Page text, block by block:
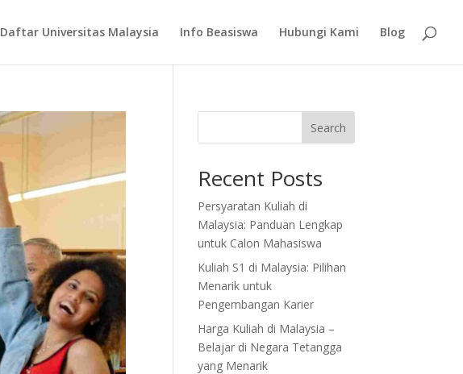
Daftar Universitas Malaysia Info Beasiswa Hubungi Kami Blog
Search
Recent Posts
Persyaratan Kuliah di
Malaysia: Panduan Lengkap
untuk Calon Mahasiswa
Kuliah S1 di Malaysia: Pilihan
Menarik untuk
Pengembangan Karier
Harga Kuliah di Malaysia –
Belajar di Negara Tetangga
yang Menarik